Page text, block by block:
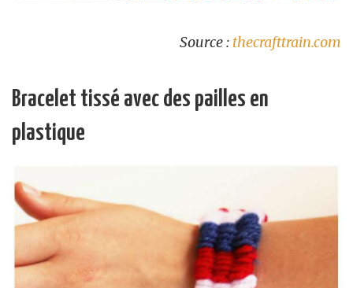
Source : thecrafttrain.com
Bracelet tissé avec des pailles en
plastique